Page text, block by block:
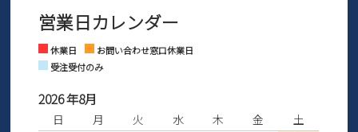
さい。
※土日祝はお問い合わせ窓口休業日となります。
Facebook Instagram
営業日カレンダー
休業日
お問い合わせ窓口休業日
受注受付のみ
2026 年8月
日 月 火 水 木 金
土